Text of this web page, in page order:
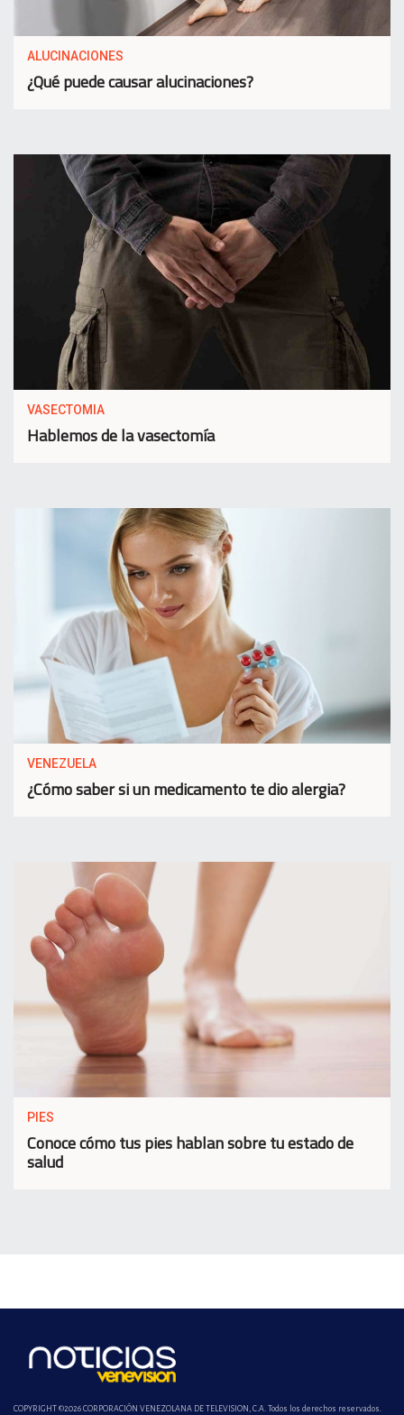
ALUCINACIONES
¿Qué puede causar alucinaciones?
VASECTOMIA
Hablemos de la vasectomía
VENEZUELA
¿Cómo saber si un medicamento te dio alergia?
PIES
Conoce cómo tus pies hablan sobre tu estado de
salud
COPYRIGHT ©2026 CORPORACIÓN VENEZOLANA DE TELEVISION, C.A. Todos los derechos reservados.